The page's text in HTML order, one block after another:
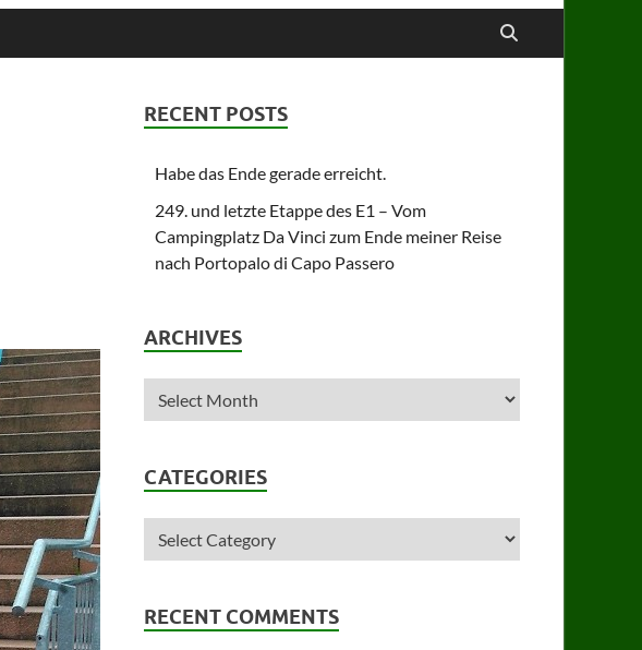
RECENT POSTS
Habe das Ende gerade erreicht.
249. und letzte Etappe des E1 – Vom
Campingplatz Da Vinci zum Ende meiner Reise
nach Portopalo di Capo Passero
ARCHIVES
CATEGORIES
RECENT COMMENTS